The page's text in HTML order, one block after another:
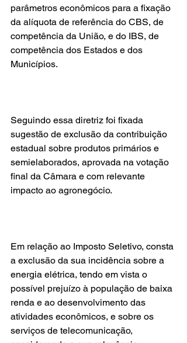
parâmetros econômicos para a fixação
da alíquota de referência do CBS, de
competência da União, e do IBS, de
competência dos Estados e dos
Municípios.
Seguindo essa diretriz foi fixada
sugestão de exclusão da contribuição
estadual sobre produtos primários e
semielaborados, aprovada na votação
final da Câmara e com relevante
impacto ao agronegócio.
Em relação ao Imposto Seletivo, consta
a exclusão da sua incidência sobre a
energia elétrica, tendo em vista o
possível prejuízo à população de baixa
renda e ao desenvolvimento das
atividades econômicos, e sobre os
serviços de telecomunicação,